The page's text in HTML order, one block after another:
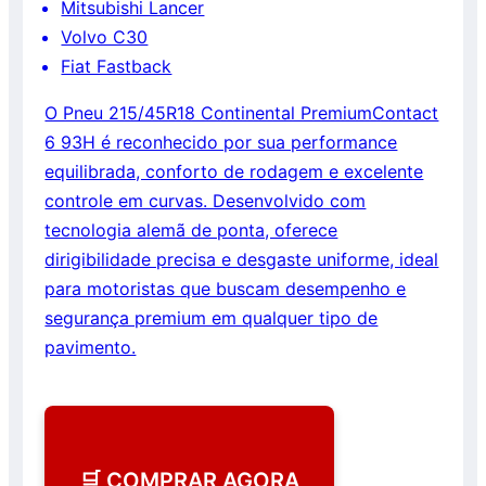
Mitsubishi Lancer
Volvo C30
Fiat Fastback
O Pneu 215/45R18 Continental PremiumContact
6 93H é reconhecido por sua performance
equilibrada, conforto de rodagem e excelente
controle em curvas. Desenvolvido com
tecnologia alemã de ponta, oferece
dirigibilidade precisa e desgaste uniforme, ideal
para motoristas que buscam desempenho e
segurança premium em qualquer tipo de
pavimento.
🛒 COMPRAR AGORA